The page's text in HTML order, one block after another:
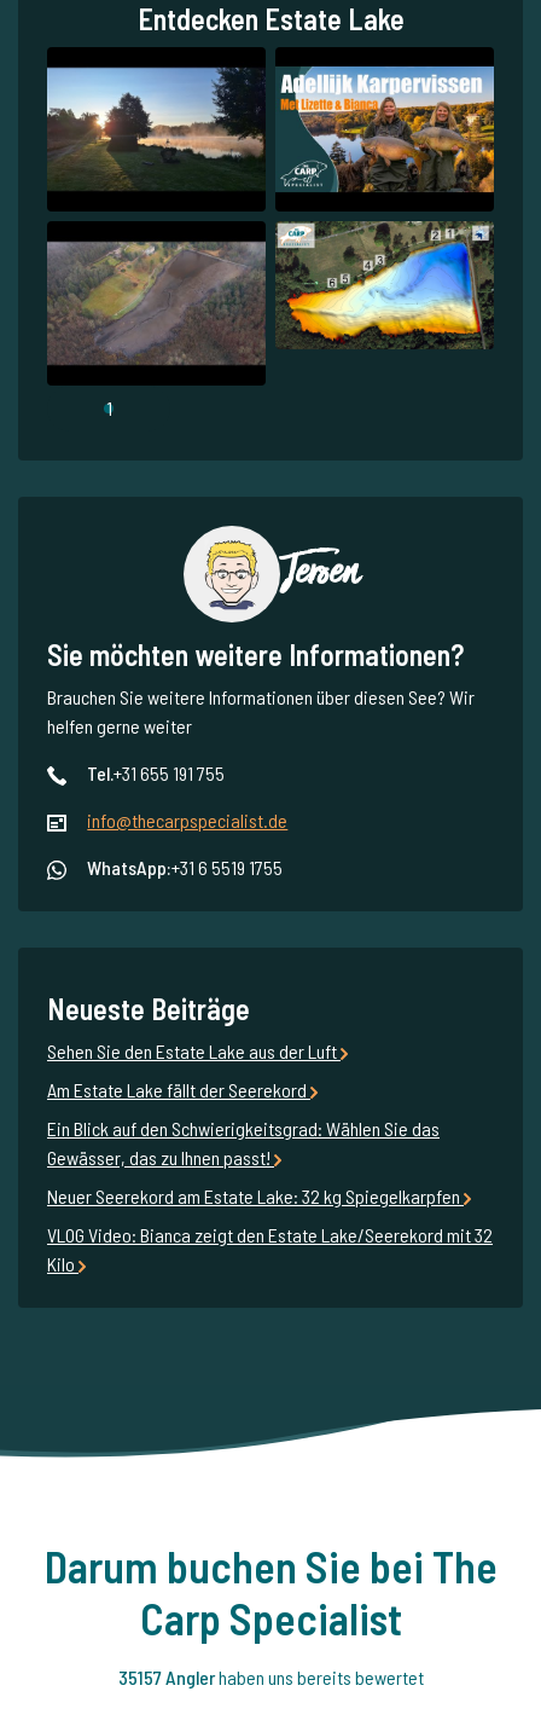
Entdecken Estate Lake
1
Jeroen
Sie möchten weitere Informationen?
Brauchen Sie weitere Informationen über diesen See? Wir
helfen gerne weiter
Tel.+31 655 191 755
info@thecarpspecialist.de
WhatsApp:+31 6 5519 1755
Neueste Beiträge
Sehen Sie den Estate Lake aus der Luft
Am Estate Lake fällt der Seerekord
Ein Blick auf den Schwierigkeitsgrad: Wählen Sie das
Gewässer, das zu Ihnen passt!
Neuer Seerekord am Estate Lake: 32 kg Spiegelkarpfen
VLOG Video: Bianca zeigt den Estate Lake/Seerekord mit 32
Kilo
Darum buchen Sie bei The
Carp Specialist
35157 Anglerhaben uns bereits bewertet